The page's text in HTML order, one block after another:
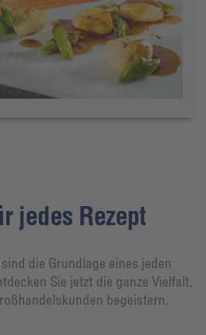
jedes Rezept
die Grundlage eines jeden
Sie jetzt die ganze Vielfalt,
begeistern.